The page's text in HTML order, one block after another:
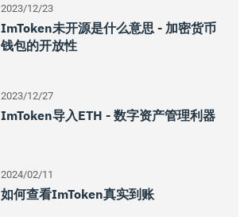
2023/12/23
ImToken未开源是什么意思 - 加密货币
钱包的开放性
2023/12/27
ImToken导入ETH - 数字资产管理利器
2024/02/11
如何查看imToken真实到账